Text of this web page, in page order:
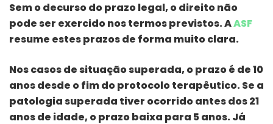
Sem o decurso do prazo legal, o direito não
pode ser exercido nos termos previstos. AASF
resume estes prazos de forma muito clara.
Nos casos de situação superada, o prazo é de 10
anos desde o fim do protocolo terapêutico. Se a
patologia superada tiver ocorrido antes dos 21
anos de idade, o prazo baixa para 5 anos. Já